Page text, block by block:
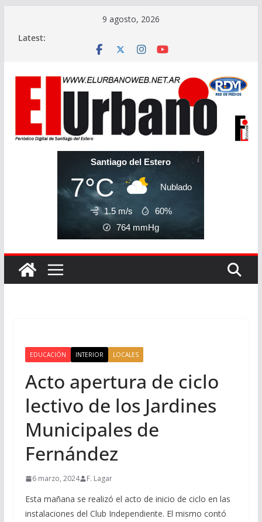
9 agosto, 2026
Latest:
Santiago del Estero
7°C Nublado
1.5 m/s
60%
764 mmHg
EDUCACIÓN INTERIOR LOCALES
Acto apertura de ciclo
lectivo de los Jardines
Municipales de
Fernández
6 marzo, 2024 F. Lagar
Esta mañana se realizó el acto de inicio de ciclo en las
instalaciones del Club Independiente. El mismo contó